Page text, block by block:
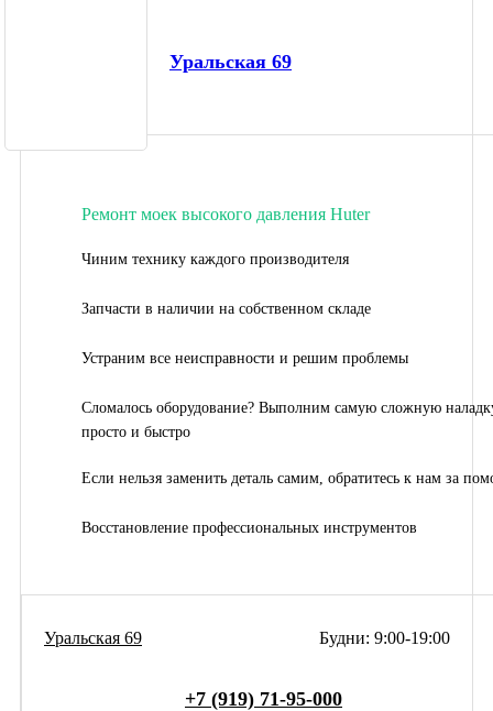
Уральская 69
Ремонт моек высокого давления Huter
Чиним технику каждого производителя
Запчасти в наличии на собственном складе
Устраним все неисправности и решим проблемы
Сломалось оборудование? Выполним самую сложную
просто и быстро
Если нельзя заменить деталь самим, обратитесь к нам за
Восстановление профессиональных инструментов
Будни: 9:00-19:00
Уральская 69
+7 (919) 71-95-000